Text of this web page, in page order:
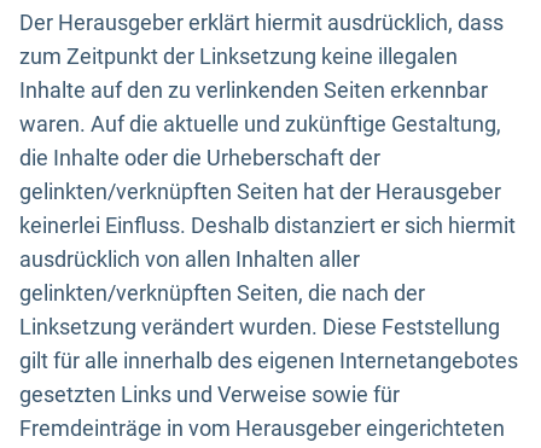
Der Herausgeber erklärt hiermit ausdrücklich, dass
zum Zeitpunkt der Linksetzung keine illegalen
Inhalte auf den zu verlinkenden Seiten erkennbar
waren. Auf die aktuelle und zukünftige Gestaltung,
die Inhalte oder die Urheberschaft der
gelinkten/verknüpften Seiten hat der Herausgeber
keinerlei Einfluss. Deshalb distanziert er sich hiermit
ausdrücklich von allen Inhalten aller
gelinkten/verknüpften Seiten, die nach der
Linksetzung verändert wurden. Diese Feststellung
gilt für alle innerhalb des eigenen Internetangebotes
gesetzten Links und Verweise sowie für
Fremdeinträge in vom Herausgeber eingerichteten